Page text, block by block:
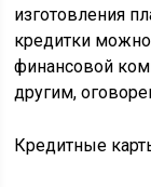
изготовления
кредитки
финансовой
другим,
Кредитные